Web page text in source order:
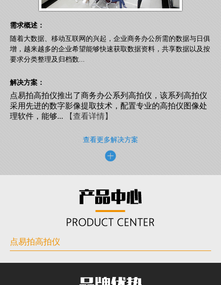
需求概述：
随着大数据、移动互联网的兴起，企业商务办公所需的数据与日俱
增，越来越多的企业希望能够快速获取数据资料，共享数据以及按
要求分类整理及归档数...
解决方案：
点易拍高拍仪推出了商务办公系列高拍仪，该系列高拍仪
采用先进的数字影像提取技术，配置专业的高拍仪图像处
理软件，能够...【查看详情】
查看更多解决方案
点易拍高拍仪